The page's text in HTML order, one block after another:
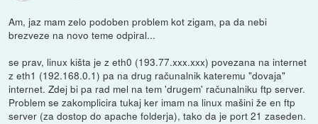
Am, jaz mam zelo podoben problem kot zigam, pa da nebi
brezveze na novo teme odpiral...
se prav, linux kišta je z eth0 (193.77.xxx.xxx) povezana na internet
z eth1 (192.168.0.1) pa na drug računalnik kateremu "dovaja"
internet. Zdej bi pa rad mel na tem 'drugem' računalniku ftp server.
Problem se zakomplicira tukaj ker imam na linux mašini že en ftp
server (za dostop do apache folderja), tako da je port 21 zaseden.